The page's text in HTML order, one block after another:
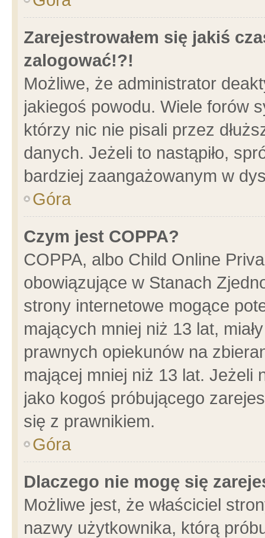
Zarejestrowałem się jakiś
zalogować!?!
Możliwe, że administrator
jakiegoś powodu. Wiele forów
którzy nic nie pisali przez
danych. Jeżeli to nastąpiło,
bardziej zaangażowanym w
Góra
Czym jest COPPA?
COPPA, albo Child Online
obowiązujące w Stanach
strony internetowe mogące
mających mniej niż 13 lat,
prawnych opiekunów na
mającej mniej niż 13 lat. Jeżeli
jako kogoś próbującego
się z prawnikiem.
Góra
Dlaczego nie mogę się
Możliwe jest, że właściciel
nazwy użytkownika, którą